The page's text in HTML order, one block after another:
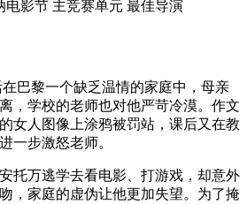
电影节 主竞赛单元 最佳导演
巴黎一个缺乏温情的家庭中，母亲
，学校的老师也对他严苛冷漠。作文
女人图像上涂鸦被罚站，课后又在教
一步激怒老师。
托万逃学去看电影、打游戏，却意外
，家庭的虚伪让他更加失望。为了掩